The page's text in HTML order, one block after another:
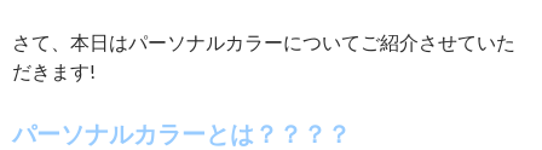
さて、本日はパーソナルカラーについてご紹介させていた
だきます!
パーソナルカラーとは？？？？